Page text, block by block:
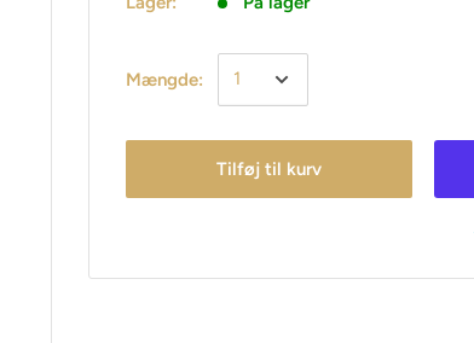
Mængde:
Tilføj til kurv